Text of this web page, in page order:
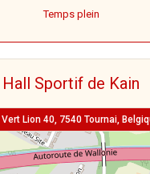
Temps plein
Hall Sportif de Kain
Vert Lion 40, 7540 Tournai,